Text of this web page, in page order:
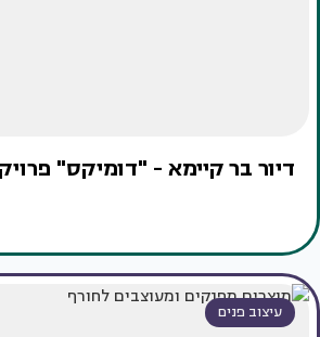
דיור בר קיימא - "דומיקס" פרויקט
עיצוב פנים